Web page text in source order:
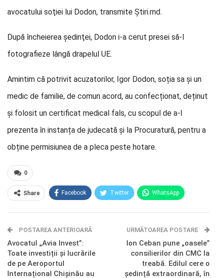
avocatului soţiei lui Dodon, transmite Știri.md.
După încheierea şedinţei, Dodon i-a cerut presei să-l
fotografieze lângă drapelul UE.
Amintim că potrivit acuzatorilor, Igor Dodon, soția sa și un
medic de familie, de comun acord, au confecționat, deținut
și folosit un certificat medical fals, cu scopul de a-l
prezenta în instanța de judecată și la Procuratură, pentru a
obține permisiunea de a pleca peste hotare.
0
Share Facebook Twitter WhatsApp
Telegram OK.ru
POSTAREA ANTERIOARĂ
Avocatul „Avia Invest”:
Toate investiții și lucrările
de pe Aeroportul
Internațional Chișinău au
URMĂTOAREA POSTARE
Ion Ceban pune „oasele”
consilierilor din CMC la
treabă. Edilul cere o
ședință extraordinară, în